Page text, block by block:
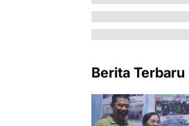
Berita Terbaru